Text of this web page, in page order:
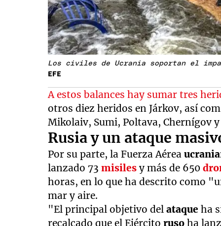
Los civiles de Ucrania soportan el
EFE
A estos balances hay sumar tres
otros diez heridos en Járkov, así
Mikolaiv, Sumi, Poltava, Chernígov
Rusia y un ataque
Por su parte, la Fuerza Aérea
lanzado 73misiles y más de 650
horas, en lo que ha descrito como
mar y aire.
"El principal objetivo delataque ha
recalcado que el Ejércitoruso ha